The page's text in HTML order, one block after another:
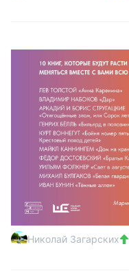
Николай Загарских